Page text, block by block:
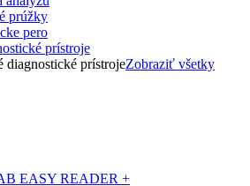
prúžky
prístroje
diagnostické prístrojeZobraziť všetky